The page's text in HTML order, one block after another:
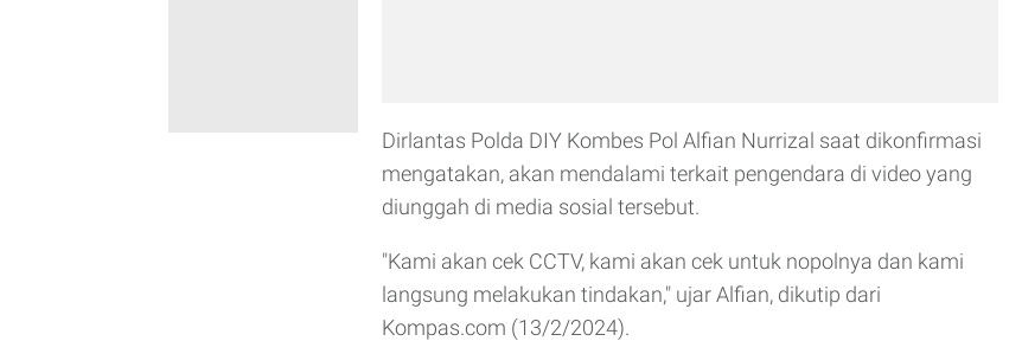
Dirlantas Polda DIY Kombes Pol Alfian Nurrizal saat dikonfirmasi
mengatakan, akan mendalami terkait pengendara di video yang
diunggah di media sosial tersebut.
"Kami akan cek CCTV, kami akan cek untuk nopolnya dan kami
langsung melakukan tindakan," ujar Alfian, dikutip dari
Kompas.com (13/2/2024).